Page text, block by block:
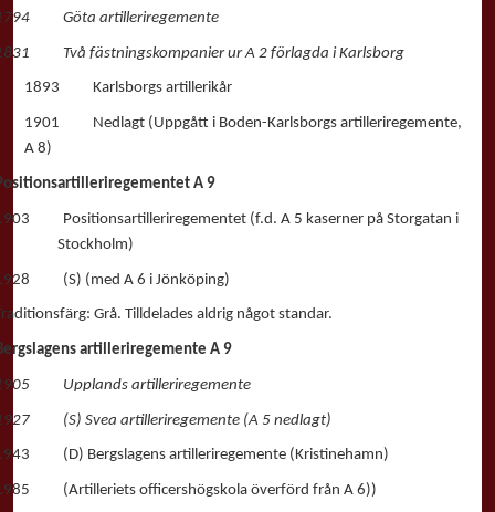
Göta artilleriregemente
Två fästningskompanier ur A 2 förlagda i Karlsborg
1893 Karlsborgs artillerikår
1901 Nedlagt (Uppgått i Boden-Karlsborgs artilleriregemente,
A 8)
A 9
Positionsartilleriregementet (f.d. A 5 kaserner på Storgatan i
Stockholm)
(S) (med A 6 i Jönköping)
Grå. Tilldelades aldrig något standar.
artilleriregemente A 9
Upplands artilleriregemente
(S) Svea artilleriregemente (A 5 nedlagt)
(D) Bergslagens artilleriregemente (Kristinehamn)
(Artilleriets officershögskola överförd från A 6))